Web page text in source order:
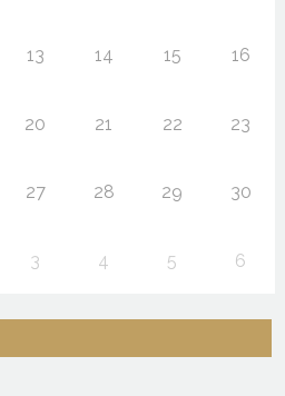
13 14 15 16
20 21 22 23
27 28 29 30
3 4 5 6